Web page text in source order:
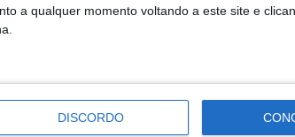
a qualquer momento voltando a este site e
DISCORDO
dos Santos, na Sertã. A
Polónia, novamente no Estádio